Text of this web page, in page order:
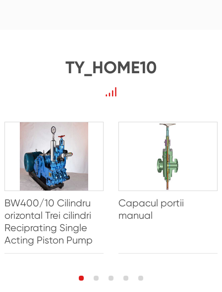
TY_HOME10
BW400/10 Cilindru
orizontal Trei cilindri
Reciprating Single
Acting Piston Pump
Capacul portii
manual